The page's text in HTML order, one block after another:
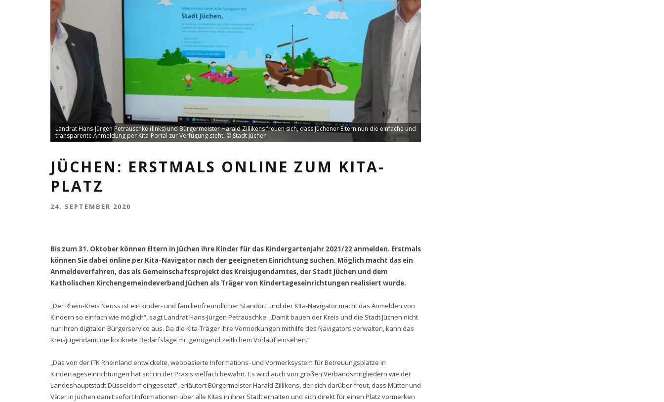
Landrat Hans-Jürgen Petrauschke (links) und Bürgermeister Harald Zillikens freuen sich, dass Jüchener Eltern nun die einfache und
transparente Anmeldung per Kita-Portal zur Verfügung steht. © Stadt Jüchen
JÜCHEN: ERSTMALS ONLINE ZUM KITA-
PLATZ
24. SEPTEMBER 2020
Bis zum 31. Oktober können Eltern in Jüchen ihre Kinder für das Kindergartenjahr 2021/22 anmelden. Erstmals
können Sie dabei online per Kita-Navigator nach der geeigneten Einrichtung suchen. Möglich macht das ein
Anmeldeverfahren, das als Gemeinschaftsprojekt des Kreisjugendamtes, der Stadt Jüchen und dem
Katholischen Kirchengemeindeverband Jüchen als Träger von Kindertageseinrichtungen realisiert wurde.
„Der Rhein-Kreis Neuss ist ein kinder- und familienfreundlicher Standort, und der Kita-Navigator macht das Anmelden von
Kindern so einfach wie möglich“, sagt Landrat Hans-Jürgen Petrauschke. „Damit bauen der Kreis und die Stadt Jüchen nicht
nur ihren digitalen Bürgerservice aus. Da die Kita-Träger ihre Vormerkungen mithilfe des Navigators verwalten, kann das
Kreisjugendamt die konkrete Bedarfslage mit genügend zeitlichem Vorlauf einsehen.“
„Das von der ITK Rheinland entwickelte, webbasierte Informations- und Vormerksystem für Betreuungsplätze in
Kindertageseinrichtungen hat sich in der Praxis vielfach bewährt. Es wird auch von großen Verbandsmitgliedern wie der
Landeshauptstadt Düsseldorf eingesetzt“, erläutert Bürgermeister Harald Zillikens, der sich darüber freut, dass Mütter und
Väter in Jüchen damit sofort Informationen über alle Kitas in ihrer Stadt erhalten und sich direkt für einen Platz vormerken